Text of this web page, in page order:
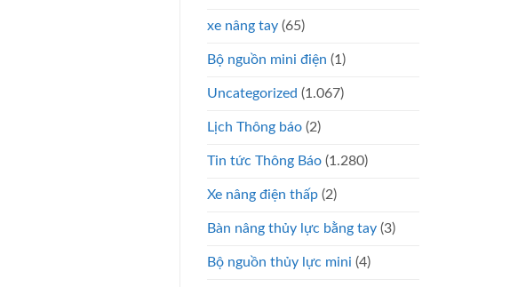
xe nâng tay (65)
Bộ nguồn mini điện (1)
Uncategorized (1.067)
Lịch Thông báo (2)
Tin tức Thông Báo (1.280)
Xe nâng điện thấp (2)
Bàn nâng thủy lực bằng tay (3)
Bộ nguồn thủy lực mini (4)